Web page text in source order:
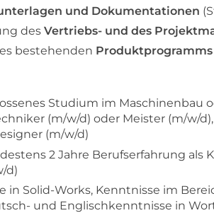
und Dokumentationen
des Vertriebs- und des
bestehenden Produktprogramms
Studium im
(m/w/d) oder Meister (m/w/
(m/w/d)
2 Jahre Berufserfahrung
d)
in Solid-Works, Kenntnisse im
und Englischkenntnisse in